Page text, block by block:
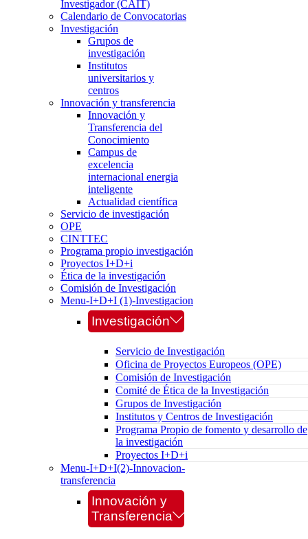
Investigador (CAIT)
Calendario de Convocatorias
Investigación
Grupos de
investigación
Institutos
universitarios y
centros
Innovación y transferencia
Innovación y
Transferencia del
Conocimiento
Campus de
excelencia
internacional energia
inteligente
Actualidad científica
Servicio de investigación
OPE
CINTTEC
Programa propio investigación
Proyectos I+D+i
Ética de la investigación
Comisión de Investigación
Menu-I+D+I (1)-Investigacion
Investigación
Servicio de Investigación
Oficina de Proyectos Europeos (OPE)
Comisión de Investigación
Comité de Ética de la Investigación
Grupos de Investigación
Institutos y Centros de Investigación
Programa Propio de fomento y desarrollo de
la investigación
Proyectos I+D+i
Menu-I+D+I(2)-Innovacion-
transferencia
Innovación y
Transferencia